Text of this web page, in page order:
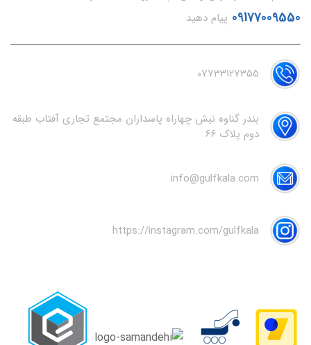
09177009550 پیام دهید
07733127355
بندر گناوه نبش چهاراه پاسداران مجتمع تجاری آفتاب طبقه
دوم پلاک 66
info@gulfkala.com
https://instagram.com/gulfkala